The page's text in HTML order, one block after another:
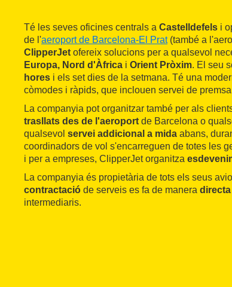
Té les seves oficines centrals a Castelldefels i
de l'aeroport de Barcelona-El Prat(també a
ClipperJet ofereix solucions per a qualsevol
Europa, Nord d'Àfrica i Orient Pròxim. El seu
hores i els set dies de la setmana. Té una
còmodes i ràpids, que inclouen servei de
La companyia pot organitzar també per als
trasllats des de l'aeroport de Barcelona o
qualsevol servei addicional a mida abans,
coordinadors de vol s'encarreguen de totes les
i per a empreses, ClipperJet organitza
La companyia és propietària de tots els seus
contractació de serveis es fa de manera directa
intermediaris.